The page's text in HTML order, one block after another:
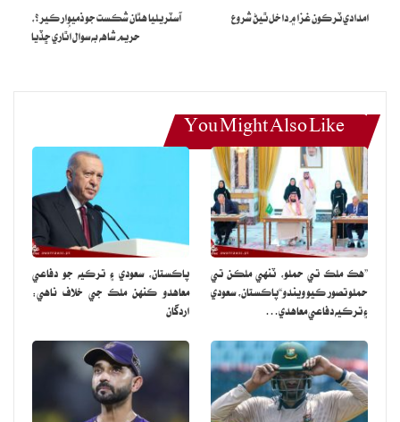
امدادي ٽرڪون غزا ۾ داخل ٿيڻ شروع
آسٽريليا هٿان شڪست جو ذميوار ڪير؟،
حريم شاهه به سوال اُٿاري ڇڏيا
You Might Also Like
”هڪ ملڪ تي حملو، ٽنهي ملڪن تي
حملو تصور ڪيو ويندو“پاڪستان، سعودي
۽ ترڪيه دفاعي معاهدي…
پاڪستان، سعودي ۽ ترڪيه جو دفاعي
معاهدو ڪنهن ملڪ جي خلاف ناهي:
اردگان